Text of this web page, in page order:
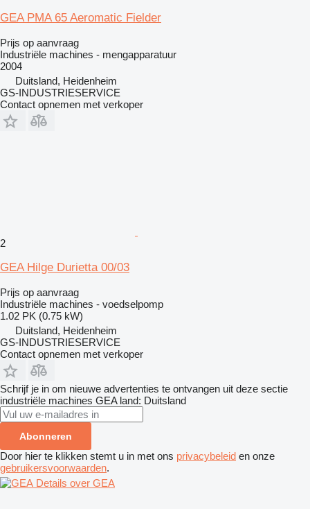
GEA PMA 65 Aeromatic Fielder
Prijs op aanvraag
Industriële machines - mengapparatuur
2004
Duitsland, Heidenheim
GS-INDUSTRIESERVICE
Contact opnemen met verkoper
2
GEA Hilge Durietta 00/03
Prijs op aanvraag
Industriële machines - voedselpomp
1.02 PK (0.75 kW)
Duitsland, Heidenheim
GS-INDUSTRIESERVICE
Contact opnemen met verkoper
Schrijf je in om nieuwe advertenties te ontvangen uit deze sectie
industriële machines GEA land: Duitsland
Abonneren
Door hier te klikken stemt u in met ons privacybeleid en onze
gebruikersvoorwaarden.
Details over GEA